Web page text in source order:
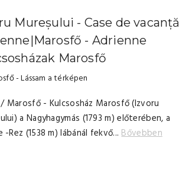
Mureșului - Case de vacanță
- Adrienne
Marosfő
- Lássam a térképen
Marosfő - Kulcsosház Marosfő (Izvoru
a Nagyhagymás (1793 m) előterében, a
-Rez (1538 m) lábánál fekvő...Bővebben